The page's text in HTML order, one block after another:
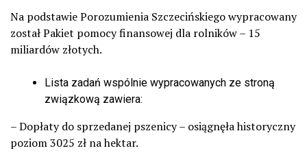
Na podstawie Porozumienia Szczecińskiego wypracowany
został Pakiet pomocy finansowej dla rolników – 15
miliardów złotych.
Lista zadań wspólnie wypracowanych ze stroną
związkową zawiera:
– Dopłaty do sprzedanej pszenicy – osiągnęła historyczny
poziom 3025 zł na hektar.